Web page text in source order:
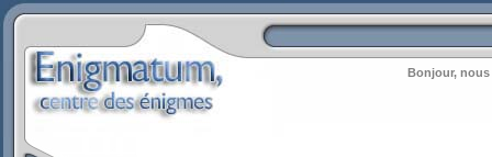
Bonjour, nous